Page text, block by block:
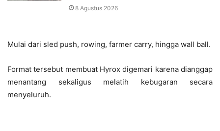
8 Agustus 2026
Mulai dari sled push, rowing, farmer carry, hingga wall ball.
Format tersebut membuat Hyrox digemari karena dianggap
menantang sekaligus melatih kebugaran secara
menyeluruh.